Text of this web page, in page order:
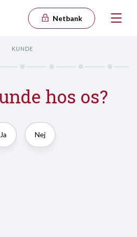
Netbank
KUNDE
hos os?
Ja Nej